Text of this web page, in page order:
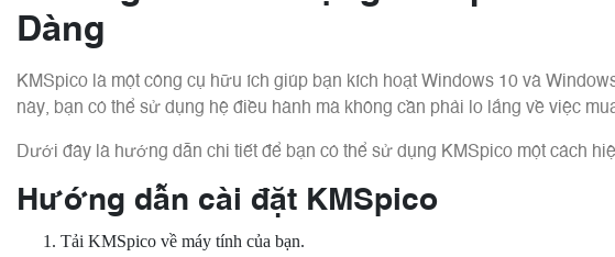
Dàng
KMSpico là một công cụ hữu ích giúp bạn kích hoạt Windows 10 và
này, bạn có thể sử dụng hệ điều hành mà không cần phải lo lắng về việc
Dưới đây là hướng dẫn chi tiết để bạn có thể sử dụng KMSpico một cách
Hướng dẫn cài đặt KMSpico
Tải KMSpico về máy tính của bạn.